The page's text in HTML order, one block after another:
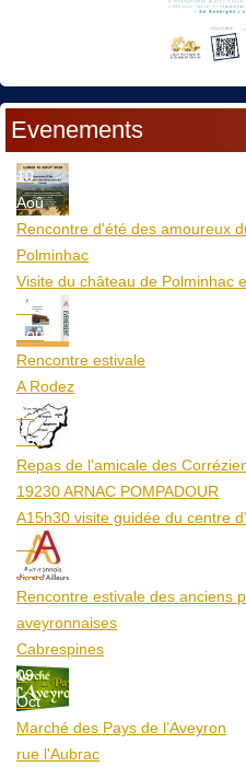
Evenements
10
Aoû
Rencontre d'été des amoureux
Polminhac
Visite du château de Polminhac
12
Aoû
Rencontre estivale
A Rodez
23
Aoû
Repas de l'amicale des
19230 ARNAC POMPADOUR
A15h30 visite guidée du centre
25
Aoû
Rencontre estivale des anciens
aveyronnaises
Cabrespines
09
Oct
Marché des Pays de l’Aveyron
rue l'Aubrac